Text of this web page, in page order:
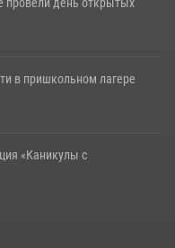
провели день открытых
в пришкольном лагере
«Каникулы с